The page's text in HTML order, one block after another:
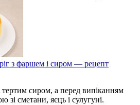
з фаршем і сиром — рецепт
сиром, а перед випіканням
зі сметани, яєць і сулугуні.